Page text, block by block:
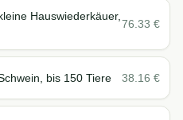
Hauswiederkäuer,
76.33 €
bis 150 Tiere 38.16 €